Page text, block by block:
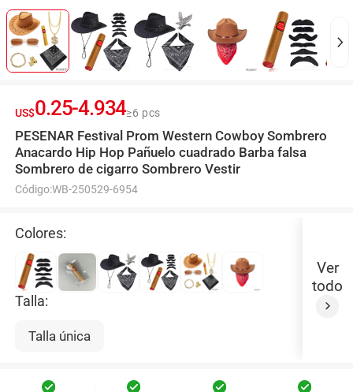
US$0.25-4.934≥6 pcs
PESENAR Festival Prom Western Cowboy Sombrero
Anacardo Hip Hop Pañuelo cuadrado Barba falsa
Sombrero de cigarro Sombrero Vestir
Código:WB-250529-6954
Colores:
Talla:
Talla única
Ver
todo